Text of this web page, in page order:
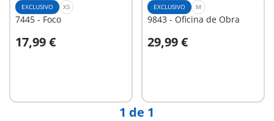
EXCLUSIVO XS
7445 - Foco
17,99 €
A la cesta
EXCLUSIVO M
9843 - Oficina de Obra
29,99 €
A la cesta
1 de 1